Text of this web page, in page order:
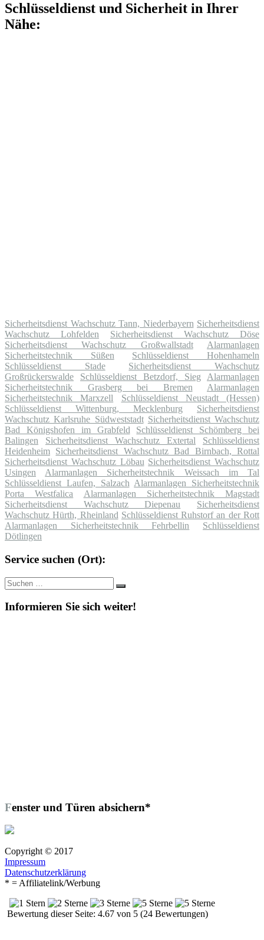
Schlüsseldienst und Sicherheit in Ihrer
Nähe:
Sicherheitsdienst Wachschutz Tann, Niederbayern Sicherheitsdienst
Wachschutz Lohfelden
Sicherheitsdienst Wachschutz Döse
Sicherheitsdienst Wachschutz Großwallstadt
Alarmanlagen
Sicherheitstechnik Süßen
Schlüsseldienst Hohenhameln
Schlüsseldienst Stade
Sicherheitsdienst Wachschutz
Großrückerswalde
Schlüsseldienst Betzdorf, Sieg
Alarmanlagen
Sicherheitstechnik Grasberg bei Bremen
Alarmanlagen
Sicherheitstechnik Marxzell
Schlüsseldienst Neustadt (Hessen)
Schlüsseldienst Wittenburg, Mecklenburg
Sicherheitsdienst
Wachschutz Karlsruhe Südweststadt Sicherheitsdienst Wachschutz
Bad Königshofen im Grabfeld
Schlüsseldienst Schömberg bei
Balingen
Sicherheitsdienst Wachschutz Extertal
Schlüsseldienst
Heidenheim Sicherheitsdienst Wachschutz Bad Birnbach, Rottal
Sicherheitsdienst Wachschutz Löbau Sicherheitsdienst Wachschutz
Usingen
Alarmanlagen Sicherheitstechnik Weissach im Tal
Schlüsseldienst Laufen, Salzach Alarmanlagen Sicherheitstechnik
Porta Westfalica
Alarmanlagen Sicherheitstechnik Magstadt
Sicherheitsdienst Wachschutz Diepenau
Sicherheitsdienst
Wachschutz Hürth, Rheinland Schlüsseldienst Ruhstorf an der Rott
Alarmanlagen Sicherheitstechnik Fehrbellin
Schlüsseldienst
Dötlingen
Service suchen (Ort):
Suche
nach:
Suchen
Informieren Sie sich weiter!
Fenster und Türen absichern*
Copyright © 2017
Impressum
Datenschutzerklärung
* = Affiliatelink/Werbung
Bewertung dieser Seite: 4.67 von 5 (24 Bewertungen)